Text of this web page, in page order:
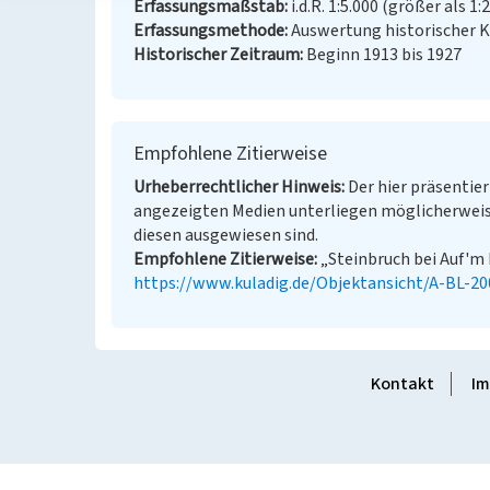
Erfassungsmaßstab i.d.R. 1:5.000 (größer als
Erfassungsmethode Auswertung historischer
Historischer Zeitraum Beginn 1913 bis 1927
Empfohlene Zitierweise
Urheberrechtlicher Hinweis Der hier
angezeigten Medien unterliegen
diesen ausgewiesen sind.
Empfohlene Zitierweise „Steinbruch bei Auf'm
https://www.kuladig.de/Objektansicht/A-BL-
Kontakt